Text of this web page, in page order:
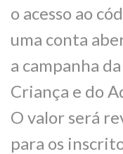
o acesso ao
uma conta
a campanha
Criança e do
O valor será
para os